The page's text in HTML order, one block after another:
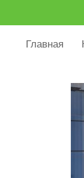
Главная